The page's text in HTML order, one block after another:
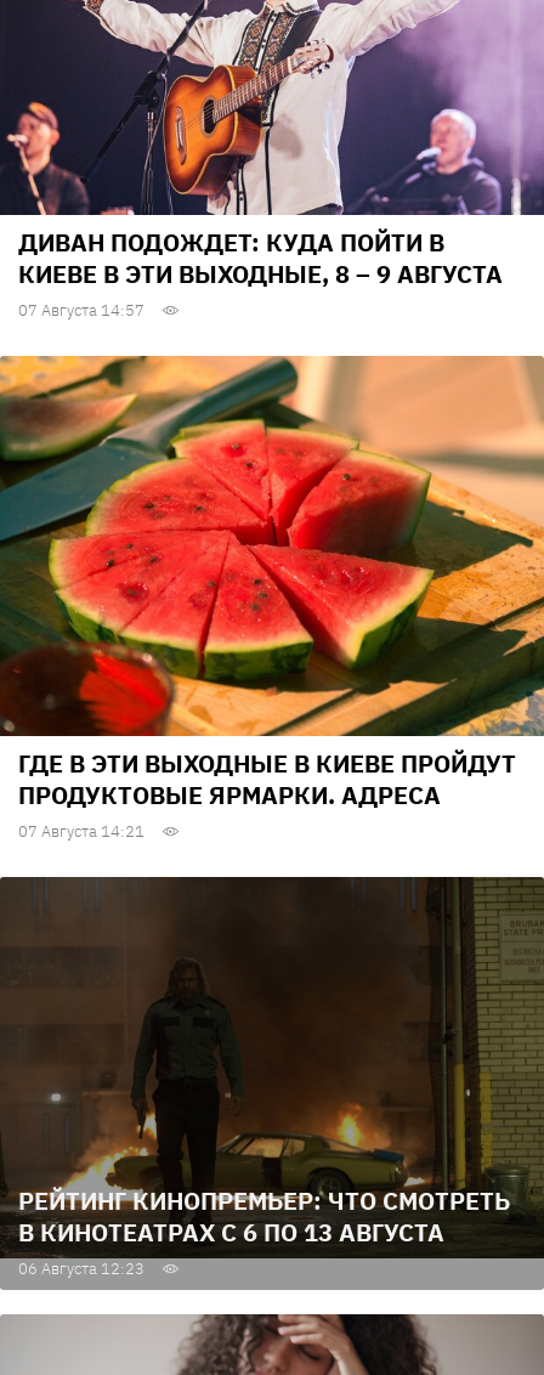
ДИВАН ПОДОЖДЕТ: КУДА ПОЙТИ В
КИЕВЕ В ЭТИ ВЫХОДНЫЕ, 8 – 9 АВГУСТА
07 Августа 14:57
ГДЕ В ЭТИ ВЫХОДНЫЕ В КИЕВЕ ПРОЙДУТ
ПРОДУКТОВЫЕ ЯРМАРКИ. АДРЕСА
07 Августа 14:21
РЕЙТИНГ КИНОПРЕМЬЕР: ЧТО СМОТРЕТЬ
В КИНОТЕАТРАХ С 6 ПО 13 АВГУСТА
06 Августа 12:23